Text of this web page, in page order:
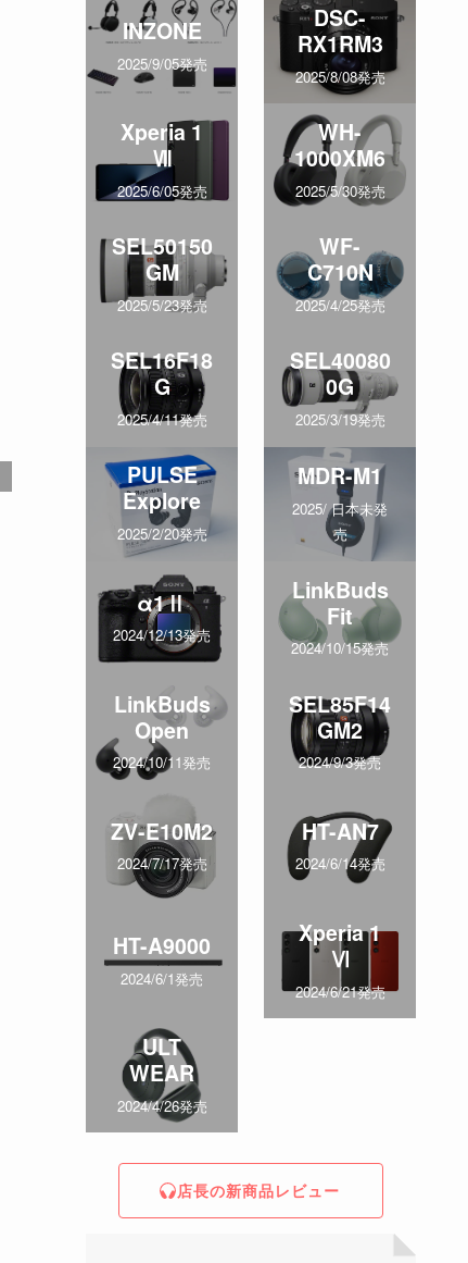
INZONE
2025/9/05発売
DSC-
RX1RM3
2025/8/08発売
Xperia 1
Ⅶ
2025/6/05発売
WH-
1000XM6
2025/5/30発売
SEL50150
GM
2025/5/23発売
WF-
C710N
2025/4/25発売
SEL16F18
G
2025/4/11発売
SEL40080
0G
2025/3/19発売
PULSE
Explore
2025/2/20発売
MDR-M1
2025/ 日本未発
売
α1Ⅱ
2024/12/13発売
LinkBuds
Fit
2024/10/15発売
LinkBuds
Open
2024/10/11発売
SEL85F14
GM2
2024/9/3発売
ZV-E10M2
2024/7/17発売
HT-AN7
2024/6/14発売
HT-A9000
2024/6/1発売
Xperia 1
Ⅵ
2024/6/21発売
ULT
WEAR
2024/4/26発売
店長の新商品レビュー